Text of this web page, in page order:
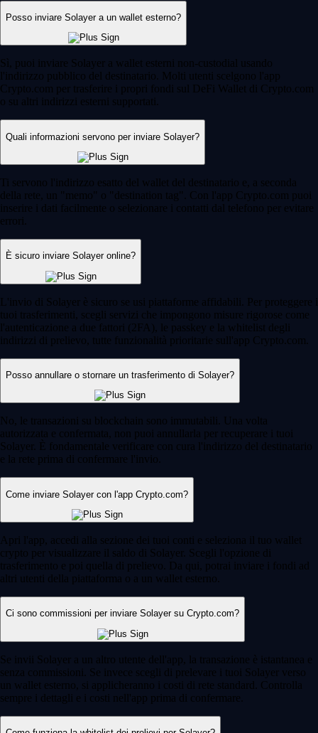
Posso inviare Solayer a un wallet esterno?
Sì, puoi inviare Solayer a wallet esterni non-custodial usando
l'indirizzo pubblico del destinatario. Molti utenti scelgono l'app
Crypto.com per trasferire i propri fondi sul DeFi Wallet di Crypto.com
o su altri indirizzi esterni supportati.
Quali informazioni servono per inviare Solayer?
Ti servono l'indirizzo esatto del wallet del destinatario e, a seconda
della rete, un "memo" o "destination tag". Con l'app Crypto.com puoi
inserire i dati facilmente o selezionare i contatti dal telefono per evitare
errori.
È sicuro inviare Solayer online?
L'invio di Solayer è sicuro se usi piattaforme affidabili. Per proteggere i
tuoi trasferimenti, scegli servizi che impongono misure rigorose come
l'autenticazione a due fattori (2FA), le passkey e la whitelist degli
indirizzi di prelievo, tutte funzionalità prioritarie sull'app Crypto.com.
Posso annullare o stornare un trasferimento di Solayer?
No, le transazioni su blockchain sono immutabili. Una volta
autorizzata e confermata, non puoi annullarla per recuperare i tuoi
Solayer. È fondamentale verificare con cura l'indirizzo del destinatario
e la rete prima di confermare l'invio.
Come inviare Solayer con l'app Crypto.com?
Apri l'app, accedi alla sezione dei tuoi conti e seleziona il tuo wallet
crypto per visualizzare il saldo di Solayer. Scegli l'opzione di
trasferimento e poi quella di prelievo. Da qui, potrai inviare i fondi ad
altri utenti della piattaforma o a un wallet esterno.
Ci sono commissioni per inviare Solayer su Crypto.com?
Se invii Solayer a un altro utente dell'app, la transazione è istantanea e
senza commissioni. Se invece scegli di prelevare i tuoi Solayer verso
un wallet esterno, si applicheranno i costi di rete standard. Controlla
sempre i dettagli e i costi nell'app prima di confermare.